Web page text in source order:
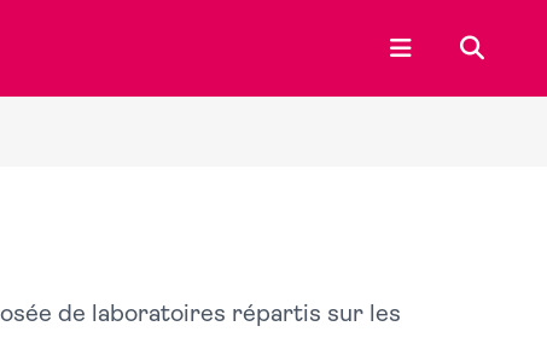
Ouvrir le menu
de laboratoires répartis sur les